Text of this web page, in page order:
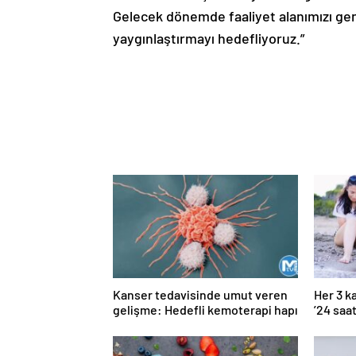
Gelecek dönemde faaliyet alanımızı
yaygınlaştırmayı hedefliyoruz.”
Kanser tedavisinde umut veren
gelişme: Hedefli kemoterapi hapı
Her 3
’24